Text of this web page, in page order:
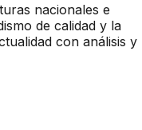
nacionales e
de calidad y la
con análisis y